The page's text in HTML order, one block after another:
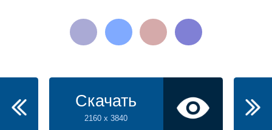
Скачать
2160 x 3840